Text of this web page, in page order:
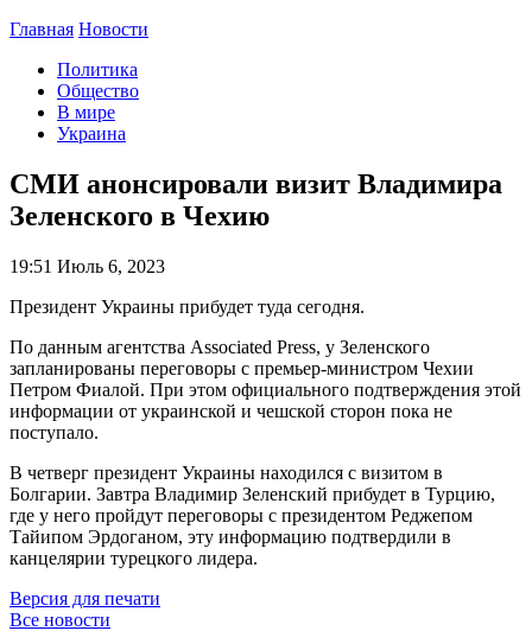
Главная Новости
Политика
Общество
В мире
Украина
СМИ анонсировали визит Владимира
Зеленского в Чехию
19:51 Июль 6, 2023
Президент Украины прибудет туда сегодня.
По данным агентства Associated Press, у Зеленского
запланированы переговоры с премьер-министром Чехии
Петром Фиалой. При этом официального подтверждения этой
информации от украинской и чешской сторон пока не
поступало.
В четверг президент Украины находился с визитом в
Болгарии. Завтра Владимир Зеленский прибудет в Турцию,
где у него пройдут переговоры с президентом Реджепом
Тайипом Эрдоганом, эту информацию подтвердили в
канцелярии турецкого лидера.
Версия для печати
Все новости